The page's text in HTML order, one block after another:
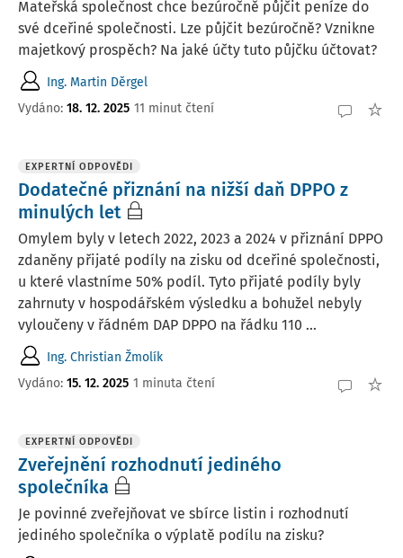
Mateřská společnost chce bezúročně půjčit peníze do
své dceřiné společnosti. Lze půjčit bezúročně? Vznikne
majetkový prospěch? Na jaké účty tuto půjčku účtovat?
Ing. Martin Děrgel
Vydáno: 18. 12. 2025 11 minut čtení
EXPERTNÍ ODPOVĚDI
Dodatečné přiznání na nižší daň DPPO z
minulých let
Omylem byly v letech 2022, 2023 a 2024 v přiznání DPPO
zdaněny přijaté podíly na zisku od dceřiné společnosti,
u které vlastníme 50% podíl. Tyto přijaté podíly byly
zahrnuty v hospodářském výsledku a bohužel nebyly
vyloučeny v řádném DAP DPPO na řádku 110 ...
Ing. Christian Žmolík
Vydáno: 15. 12. 2025 1 minuta čtení
EXPERTNÍ ODPOVĚDI
Zveřejnění rozhodnutí jediného
společníka
Je povinné zveřejňovat ve sbírce listin i rozhodnutí
jediného společníka o výplatě podílu na zisku?